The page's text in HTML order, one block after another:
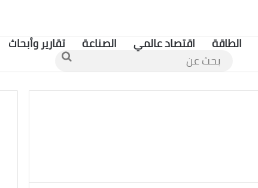
الطاقة اقتصاد عالمي الصناعة تقارير وأبحاث
بحث
عن